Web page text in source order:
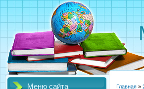
Меню сайта Главная »